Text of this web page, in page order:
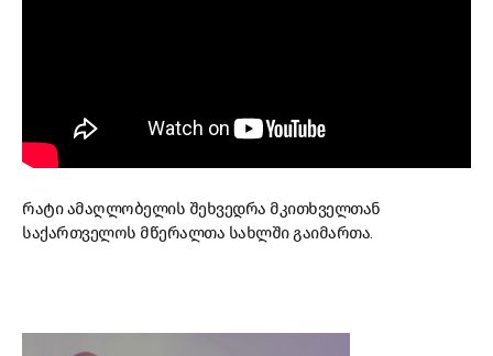
რატი ამაღლობელის შეხვედრა მკითხველთან
საქართველოს მწერალთა სახლში გაიმართა.